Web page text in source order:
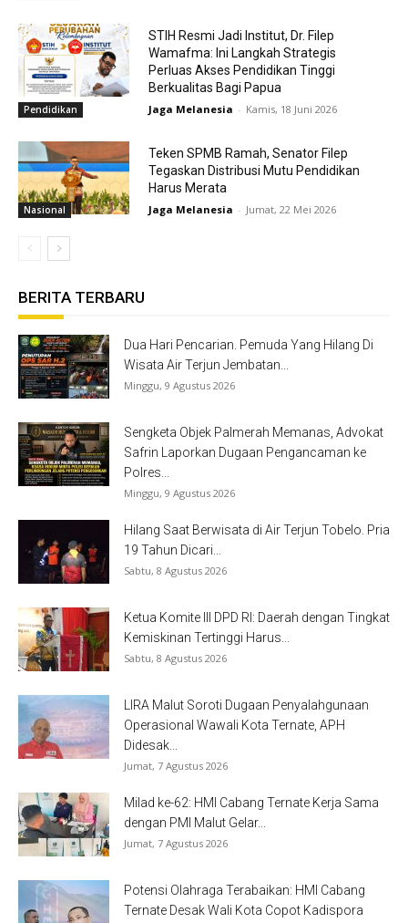
Pendidikan
STIH Resmi Jadi Institut, Dr. Filep
Wamafma: Ini Langkah Strategis
Perluas Akses Pendidikan Tinggi
Berkualitas Bagi Papua
Jaga Melanesia - Kamis, 18 Juni 2026
Nasional
Teken SPMB Ramah, Senator Filep
Tegaskan Distribusi Mutu Pendidikan
Harus Merata
Jaga Melanesia - Jumat, 22 Mei 2026
BERITA TERBARU
Dua Hari Pencarian. Pemuda Yang Hilang Di
Wisata Air Terjun Jembatan...
Minggu, 9 Agustus 2026
Sengketa Objek Palmerah Memanas, Advokat
Safrin Laporkan Dugaan Pengancaman ke
Polres...
Minggu, 9 Agustus 2026
Hilang Saat Berwisata di Air Terjun Tobelo. Pria
19 Tahun Dicari...
Sabtu, 8 Agustus 2026
Ketua Komite III DPD RI: Daerah dengan Tingkat
Kemiskinan Tertinggi Harus...
Sabtu, 8 Agustus 2026
LIRA Malut Soroti Dugaan Penyalahgunaan
Operasional Wawali Kota Ternate, APH
Didesak...
Jumat, 7 Agustus 2026
Milad ke-62: HMI Cabang Ternate Kerja Sama
dengan PMI Malut Gelar...
Jumat, 7 Agustus 2026
Potensi Olahraga Terabaikan: HMI Cabang
Ternate Desak Wali Kota Copot Kadispora